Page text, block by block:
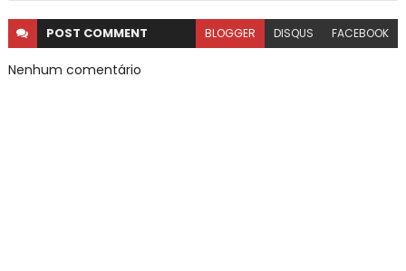
POST COMMENT BLOGGER DISQUS FACEBOOK
Nenhum comentário